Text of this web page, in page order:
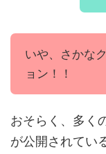
いや、さかな
ョン！！
おそらく、多く
が公開されてい